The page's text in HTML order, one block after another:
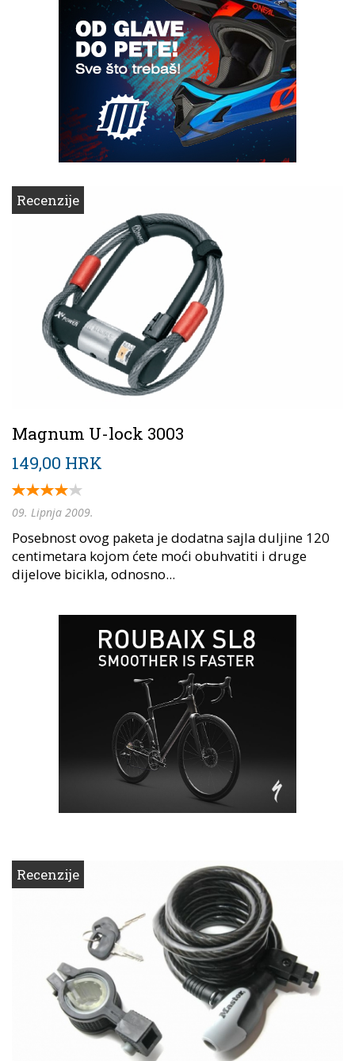
Recenzije
Magnum U-lock 3003
149,00 HRK
09. Lipnja 2009.
Posebnost ovog paketa je dodatna sajla duljine 120
centimetara kojom ćete moći obuhvatiti i druge
dijelove bicikla, odnosno...
Recenzije